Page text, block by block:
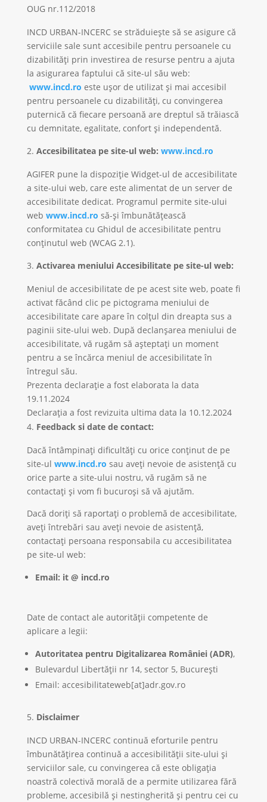
OUG nr.112/2018
INCD URBAN-INCERC se străduiește să se asigure că
serviciile sale sunt accesibile pentru persoanele cu
dizabilități prin investirea de resurse pentru a ajuta
la asigurarea faptului că site-ul său web:
www.incd.ro este ușor de utilizat și mai accesibil
pentru persoanele cu dizabilități, cu convingerea
puternică că fiecare persoană are dreptul să trăiască
cu demnitate, egalitate, confort și independentă.
Accesibilitatea pe site-ul web: www.incd.ro
AGIFER pune la dispoziție Widget-ul de accesibilitate
a site-ului web, care este alimentat de un server de
accesibilitate dedicat. Programul permite site-ului
web www.incd.ro să-și îmbunătățească
conformitatea cu Ghidul de accesibilitate pentru
conținutul web (WCAG 2.1).
Activarea meniului Accesibilitate pe site-ul web:
Meniul de accesibilitate de pe acest site web, poate fi
activat făcând clic pe pictograma meniului de
accesibilitate care apare în colțul din dreapta sus a
paginii site-ului web. După declanșarea meniului de
accesibilitate, vă rugăm să așteptați un moment
pentru a se încărca meniul de accesibilitate în
întregul său.
Prezenta declarație a fost elaborata la data
19.11.2024
Declarația a fost revizuita ultima data la 10.12.2024
Feedback si date de contact:
Dacă întâmpinați dificultăți cu orice conținut de pe
site-ul www.incd.ro sau aveți nevoie de asistență cu
orice parte a site-ului nostru, vă rugăm să ne
contactați și vom fi bucuroși să vă ajutăm.
Dacă doriți să raportați o problemă de accesibilitate,
aveți întrebări sau aveți nevoie de asistență,
contactați persoana responsabila cu accesibilitatea
pe site-ul web:
Email: it @ incd.ro
Date de contact ale autorității competente de
aplicare a legii:
Autoritatea pentru Digitalizarea României (ADR),
Bulevardul Libertății nr 14, sector 5, București
Email: accesibilitateweb[at]adr.gov.ro
Disclaimer
INCD URBAN-INCERC continuă eforturile pentru
îmbunătățirea continuă a accesibilității site-ului și
serviciilor sale, cu convingerea că este obligația
noastră colectivă morală de a permite utilizarea fără
probleme, accesibilă și nestingherită și pentru cei cu